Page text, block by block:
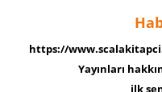
https://
Yayınları
ilk